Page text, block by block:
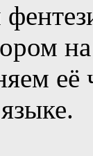
её